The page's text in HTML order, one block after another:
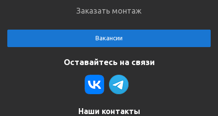
Заказать монтаж
Вакансии
Оставайтесь на связи
Наши контакты